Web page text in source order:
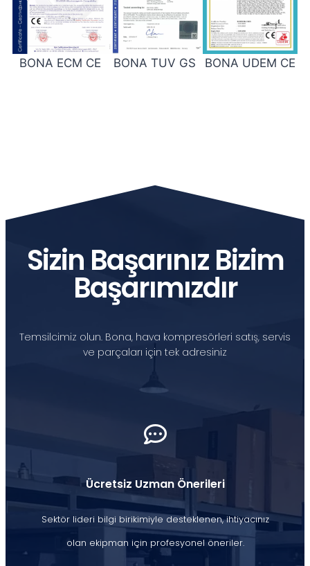
BONA ECM CE BONA TUV GS BONA UDEM CE
Sizin Başarınız Bizim
Başarımızdır
Temsilcimiz olun. Bona, hava kompresörleri satış, servis
ve parçaları için tek adresiniz
Ücretsiz Uzman Önerileri
Sektör lideri bilgi birikimiyle desteklenen, ihtiyacınız
olan ekipman için profesyonel öneriler.